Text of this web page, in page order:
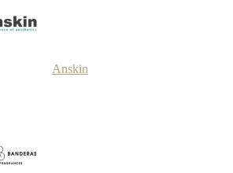
Anskin